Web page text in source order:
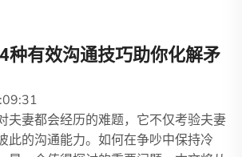
种有效沟通技巧助你化解矛
夫妻都会经历的难题，它不仅考验夫妻
此的沟通能力。如何在争吵中保持冷